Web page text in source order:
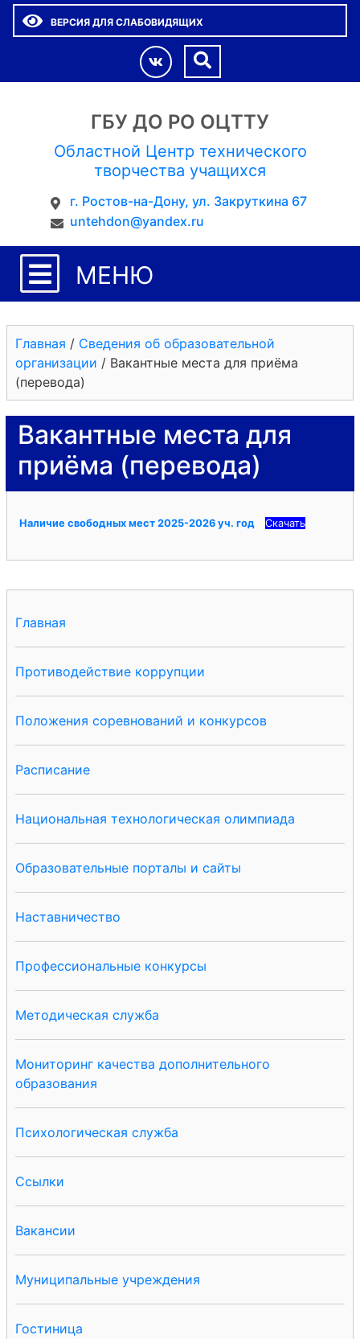
ВЕРСИЯ ДЛЯ СЛАБОВИДЯЩИХ
ГБУ ДО РО ОЦТТУ
Областной Центр технического
творчества учащихся
г. Ростов-на-Дону, ул. Закруткина 67
untehdon@yandex.ru
МЕНЮ
Главная
Противодействие коррупции
Положения соревнований и конкурсов
Расписание
Национальная технологическая олимпиада
Образовательные порталы и сайты
Наставничество
Профессиональные конкурсы
Методическая служба
Мониторинг качества дополнительного
образования
Психологическая служба
Ссылки
Вакансии
Муниципальные учреждения
Гостиница
Главная / Сведения об образовательной
организации / Вакантные места для приёма
(перевода)
Вакантные места для
приёма (перевода)
Наличие свободных мест 2025-2026 уч. год Скачать